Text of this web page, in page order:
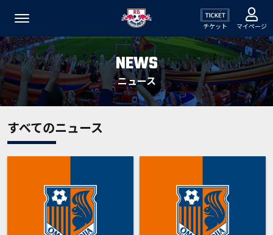
チケット マイページ
NEWS
ニュース
すべてのニュース